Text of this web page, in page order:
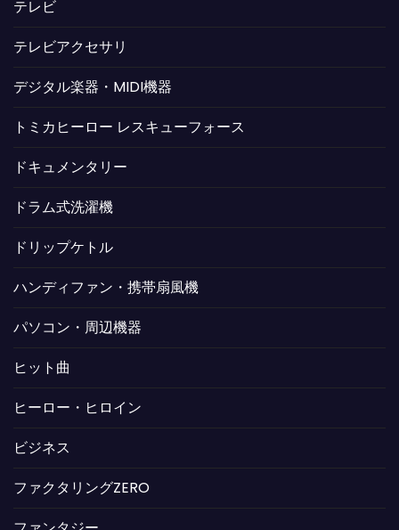
テレビ
テレビアクセサリ
デジタル楽器・MIDI機器
トミカヒーロー レスキューフォース
ドキュメンタリー
ドラム式洗濯機
ドリップケトル
ハンディファン・携帯扇風機
パソコン・周辺機器
ヒット曲
ヒーロー・ヒロイン
ビジネス
ファクタリングZERO